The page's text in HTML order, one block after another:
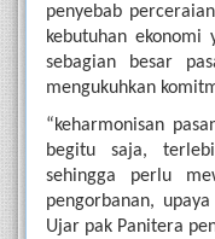
penyebab
kebutuhan
sebagian besar
mengukuhkan
“keharmonisan
begitu saja,
sehingga perlu
pengorbanan,
Ujar pak Panitera